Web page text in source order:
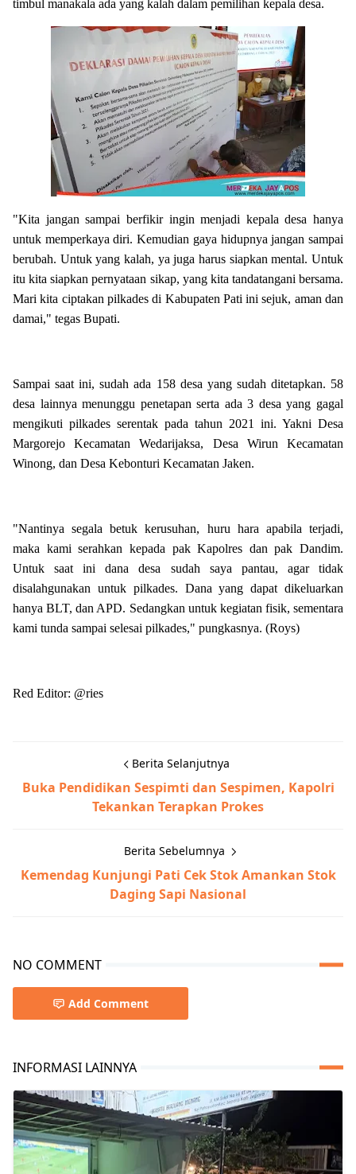
timbul manakala ada yang kalah dalam pemilihan kepala desa.
"Kita jangan sampai berfikir ingin menjadi kepala desa hanya
untuk memperkaya diri. Kemudian gaya hidupnya jangan sampai
berubah. Untuk yang kalah, ya juga harus siapkan mental. Untuk
itu kita siapkan pernyataan sikap, yang kita tandatangani bersama.
Mari kita ciptakan pilkades di Kabupaten Pati ini sejuk, aman dan
damai," tegas Bupati.
Sampai saat ini, sudah ada 158 desa yang sudah ditetapkan. 58
desa lainnya menunggu penetapan serta ada 3 desa yang gagal
mengikuti pilkades serentak pada tahun 2021 ini. Yakni Desa
Margorejo Kecamatan Wedarijaksa, Desa Wirun Kecamatan
Winong, dan Desa Kebonturi Kecamatan Jaken.
"Nantinya segala betuk kerusuhan, huru hara apabila terjadi,
maka kami serahkan kepada pak Kapolres dan pak Dandim.
Untuk saat ini dana desa sudah saya pantau, agar tidak
disalahgunakan untuk pilkades. Dana yang dapat dikeluarkan
hanya BLT, dan APD. Sedangkan untuk kegiatan fisik, sementara
kami tunda sampai selesai pilkades," pungkasnya. (Roys)
Red Editor: @ries
Berita Selanjutnya
Buka Pendidikan Sespimti dan Sespimen, Kapolri
Tekankan Terapkan Prokes
Berita Sebelumnya
Kemendag Kunjungi Pati Cek Stok Amankan Stok
Daging Sapi Nasional
NO COMMENT
Add Comment
INFORMASI LAINNYA